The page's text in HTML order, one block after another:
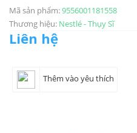
Mã sản phẩm:9556001181558
Thương hiệu: Nestlé - Thụy Sĩ
Liên hệ
Thêm vào yêu thích